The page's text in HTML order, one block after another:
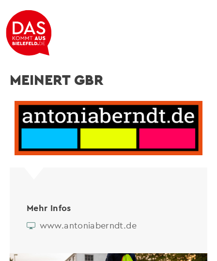
ANTONIA BERNDT & JULIA
MEINERT GBR
Mehr Infos
www.antoniaberndt.de